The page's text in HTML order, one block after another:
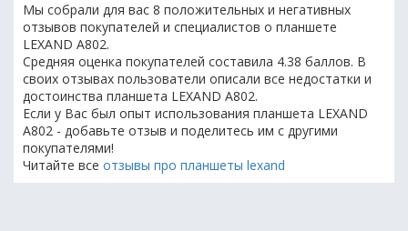
Мы собрали для вас 8 положительных и негативных
отзывов покупателей и специалистов о планшете
LEXAND A802.
Средняя оценка покупателей составила 4.38 баллов. В
своих отзывах пользователи описали все недостатки и
достоинства планшета LEXAND A802.
Если у Вас был опыт использования планшета LEXAND
A802 - добавьте отзыв и поделитесь им с другими
покупателями!
Читайте все отзывы про планшеты lexand